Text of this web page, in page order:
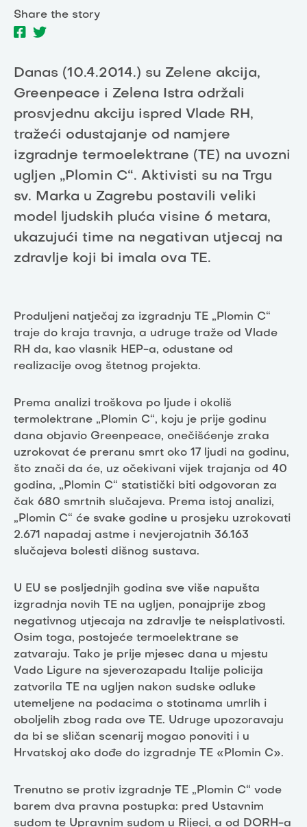
Share the story
Danas (10.4.2014.) su Zelene akcija,
Greenpeace i Zelena Istra održali
prosvjednu akciju ispred Vlade RH,
tražeći odustajanje od namjere
izgradnje termoelektrane (TE) na uvozni
ugljen „Plomin C“. Aktivisti su na Trgu
sv. Marka u Zagrebu postavili veliki
model ljudskih pluća visine 6 metara,
ukazujući time na negativan utjecaj na
zdravlje koji bi imala ova TE.
Produljeni natječaj za izgradnju TE „Plomin C“
traje do kraja travnja, a udruge traže od Vlade
RH da, kao vlasnik HEP-a, odustane od
realizacije ovog štetnog projekta.
Prema analizi troškova po ljude i okoliš
termolektrane „Plomin C“, koju je prije godinu
dana objavio Greenpeace, onečišćenje zraka
uzrokovat će preranu smrt oko 17 ljudi na godinu,
što znači da će, uz očekivani vijek trajanja od 40
godina, „Plomin C“ statistički biti odgovoran za
čak 680 smrtnih slučajeva. Prema istoj analizi,
„Plomin C“ će svake godine u prosjeku uzrokovati
2.671 napadaj astme i nevjerojatnih 36.163
slučajeva bolesti dišnog sustava.
U EU se posljednjih godina sve više napušta
izgradnja novih TE na ugljen, ponajprije zbog
negativnog utjecaja na zdravlje te neisplativosti.
Osim toga, postojeće termoelektrane se
zatvaraju. Tako je prije mjesec dana u mjestu
Vado Ligure na sjeverozapadu Italije policija
zatvorila TE na ugljen nakon sudske odluke
utemeljene na podacima o stotinama umrlih i
oboljelih zbog rada ove TE. Udruge upozoravaju
da bi se sličan scenarij mogao ponoviti i u
Hrvatskoj ako dođe do izgradnje TE «Plomin C».
Trenutno se protiv izgradnje TE „Plomin C“ vode
barem dva pravna postupka: pred Ustavnim
sudom te Upravnim sudom u Rijeci, a od DORH-a